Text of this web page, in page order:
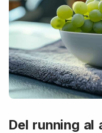
Del running al